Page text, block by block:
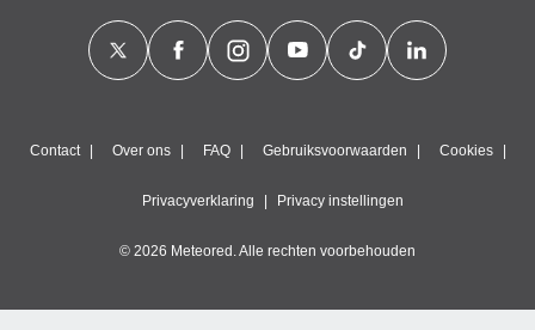
Contact Over ons FAQ Gebruiksvoorwaarden Cookies
Privacyverklaring Privacy instellingen
© 2026 Meteored. Alle rechten voorbehouden